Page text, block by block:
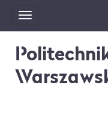
Toggle
navigation